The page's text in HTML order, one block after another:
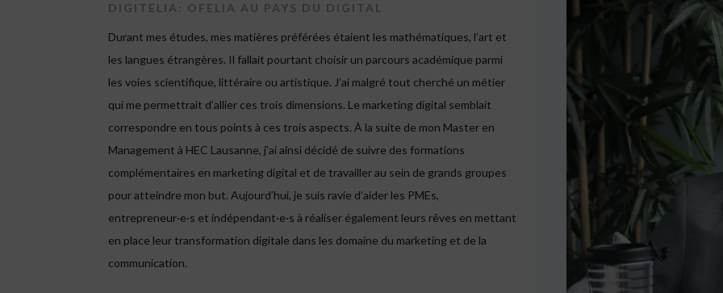
DIGITELIA: OFELIA AU PAYS DU DIGITAL
Durant mes études, mes matières préférées étaient les mathématiques, l’art et
les langues étrangères. Il fallait pourtant choisir un parcours académique parmi
les voies scientifique, littéraire ou artistique. J’ai malgré tout cherché un métier
qui me permettrait d’allier ces trois dimensions. Le marketing digital semblait
correspondre en tous points à ces trois aspects. À la suite de mon Master en
Management à HEC Lausanne, j’ai ainsi décidé de suivre des formations
complémentaires en marketing digital et de travailler au sein de grands groupes
pour atteindre mon but. Aujourd’hui, je suis ravie d’aider les PMEs,
entrepreneur·e·s et indépendant·e·s à réaliser également leurs rêves en mettant
en place leur transformation digitale dans les domaine du marketing et de la
communication.